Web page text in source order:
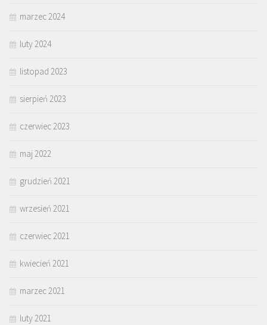
marzec 2024
luty 2024
listopad 2023
sierpień 2023
czerwiec 2023
maj 2022
grudzień 2021
wrzesień 2021
czerwiec 2021
kwiecień 2021
marzec 2021
luty 2021